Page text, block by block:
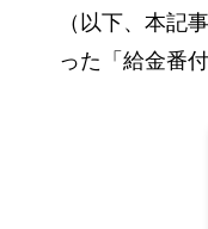
（以下、本記
った「給金番